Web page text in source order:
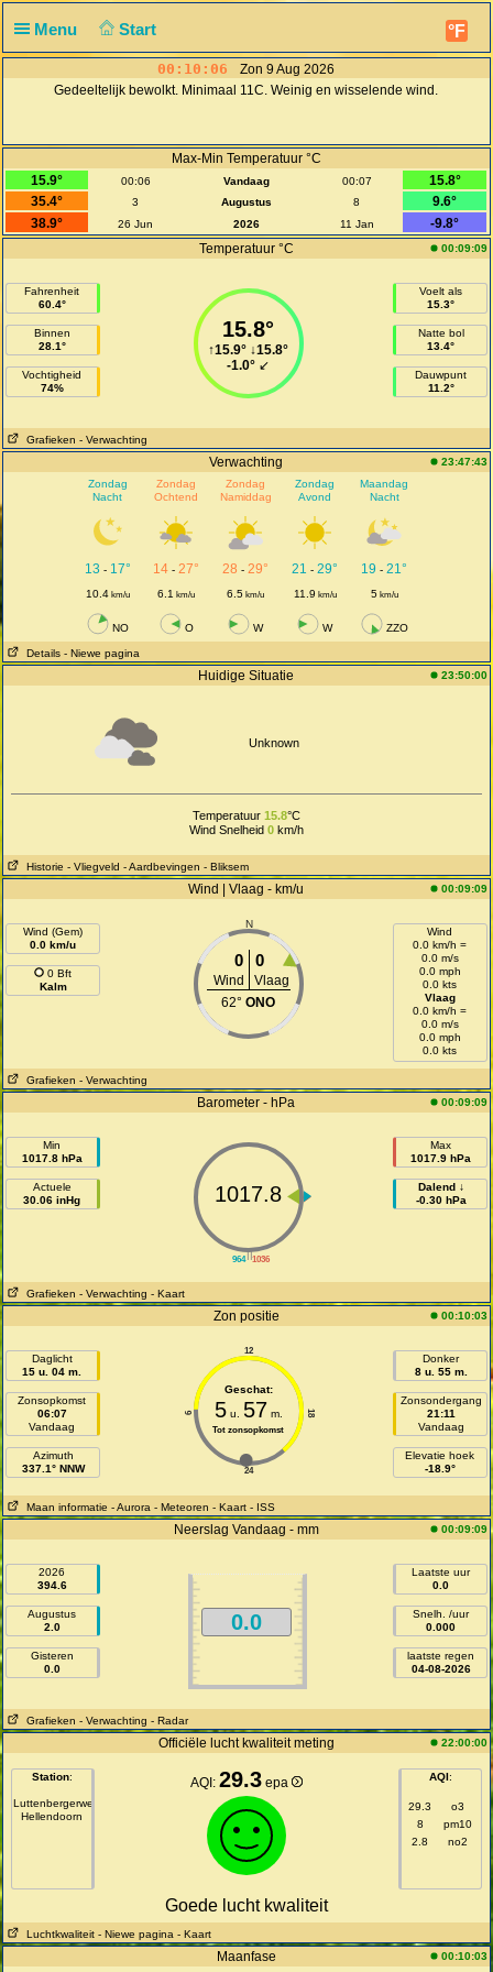
Menu Start °F
00:10:07
Zon 9 Aug 2026
Gedeeltelijk bewolkt. Minimaal 11C. Weinig en wisselende wind.
Max-Min Temperatuur °C
15.9°
00:06 Vandaag 00:07
15.8°
35.4°
3 Augustus 8
9.6°
38.9°
26 Jun 2026 11 Jan
-9.8°
Temperatuur °C
00:09:09
Fahrenheit
60.4°
Binnen
28.1°
Vochtigheid
74%
15.8°
↑15.9° ↓15.8°
-1.0° ↙
Voelt als
15.3°
Natte bol
13.4°
Dauwpunt
11.2°
Grafieken - Verwachting
Verwachting
23:47:43
Zondag
Nacht
Zondag
Ochtend
Zondag
Namiddag
Zondag
Avond
Maandag
Nacht
13- 17° 14 - 27° 28 - 29° 21 -29° 19 -21°
10.4km/u 6.1 km/u 6.5 km/u 11.9 km/u 5km/u
NO O W W ZZO
Details - Niewe pagina
Huidige Situatie 23:50:00
Unknown
Temperatuur 15.8°C
Wind Snelheid 0km/h
Historie - Vliegveld - Aardbevingen - Bliksem
Wind | Vlaag - km/u 00:09:09
Wind (Gem)
0.0 km/u
0 Bft
Kalm
N
0 0
Wind
Vlaag
62°ONO
Wind
0.0 km/h =
0.0 m/s
0.0 mph
0.0 kts
Vlaag
0.0 km/h =
0.0 m/s
0.0 mph
0.0 kts
Grafieken - Verwachting
Barometer - hPa 00:09:09
Min
1017.8 hPa
Actuele
30.06 inHg
||
964 1036
1017.8
Max
1017.9 hPa
Dalend ↓
-0.30 hPa
Grafieken - Verwachting - Kaart
Zon positie 00:10:03
Daglicht
15 u. 04 m.
Zonsopkomst
06:07
Vandaag
Azimuth
337.1° NNW
12
24
6 18
Geschat:
5u. 57 m.
Tot zonsopkomst
Donker
8 u. 55 m.
Zonsondergang
21:11
Vandaag
Elevatie hoek
-18.9°
Maan informatie - Aurora - Meteoren - Kaart - ISS
Neerslag Vandaag - mm 00:09:09
2026
394.6
Augustus
2.0
Gisteren
0.0
0.0
Laatste uur
0.0
Snelh. /uur
0.000
laatste regen
04-08-2026
Grafieken - Verwachting - Radar
Officiële lucht kwaliteit meting 22:00:00
Station:
Luttenbergerweg
Hellendoorn
AQI: 29.3 epa AQI:
29.3
o3
8
pm10
2.8
no2
Goede lucht kwaliteit
Luchtkwaliteit - Niewe pagina - Kaart
Maanfase 00:10:03